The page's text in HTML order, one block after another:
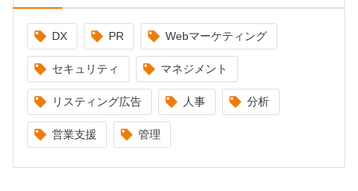
DX PR Webマーケティング
セキュリティ マネジメント
リスティング広告 人事 分析
営業支援 管理